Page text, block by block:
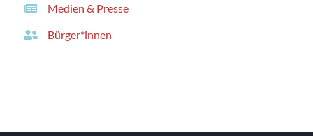
Medien & Presse
Bürger*innen